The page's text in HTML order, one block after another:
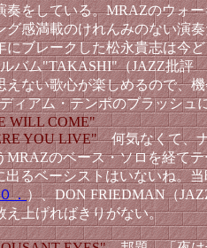
奏をしている。MRAZのウォ
グ感満載のけれんみのない演
にブレークした松永貴志は今
バム"TAKASHI"（JAZZ批評
えない歌心が楽しめるので、
ィアム・テンポのブラッシュ
WILL COME"
YOU LIVE"何気なくて、
MRAZのベース・ソロを経て
るベーシストはいないね。
．）、DON FRIEDMAN（
え上げればきりがない。